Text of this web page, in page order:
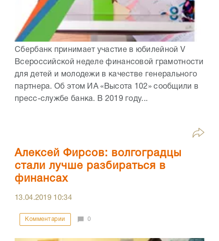
Сбербанк принимает участие в юбилейной V
Всероссийской неделе финансовой грамотности
для детей и молодежи в качестве генерального
партнера. Об этом ИА «Высота 102» сообщили в
пресс-службе банка. В 2019 году...
Алексей Фирсов: волгоградцы
стали лучше разбираться в
финансах
13.04.2019 10:34
Комментарии 0